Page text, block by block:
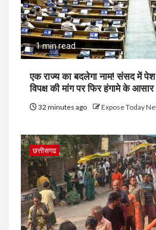
1 min read
एक राज्य का बदलेगा नाम! संसद में
विपक्ष की मांग पर फिर हंगामे के आसार
32 minutes ago Expose Today
छत्तीसगढ